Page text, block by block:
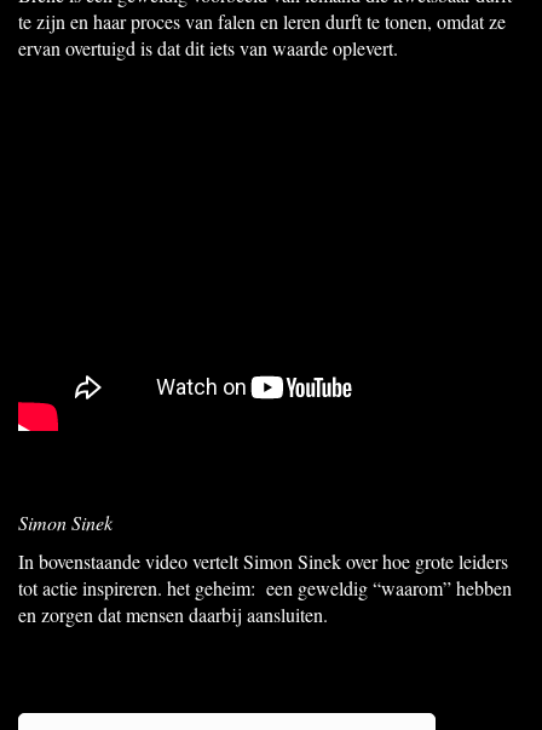
te zijn en haar proces van falen en leren durft te tonen, omdat ze
ervan overtuigd is dat dit iets van waarde oplevert.
Simon Sinek
In bovenstaande video vertelt Simon Sinek over hoe grote leiders
tot actie inspireren. het geheim: een geweldig “waarom” hebben
en zorgen dat mensen daarbij aansluiten.